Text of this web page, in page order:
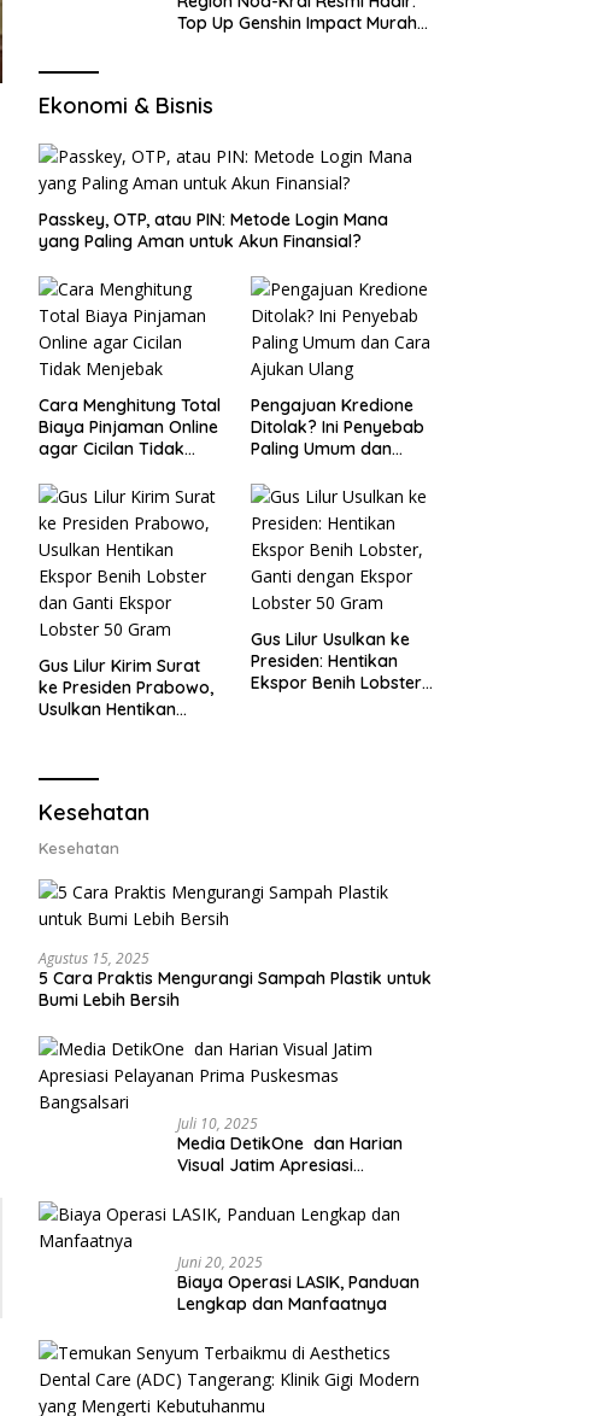
Top Up Genshin Impact Murah
Ekonomi & Bisnis
Passkey, OTP, atau PIN: Metode Login Mana
yang Paling Aman untuk Akun Finansial?
Cara Menghitung Total
Biaya Pinjaman Online
agar Cicilan Tidak
Pengajuan Kredione
Ditolak? Ini Penyebab
Paling Umum dan
Gus Lilur Kirim Surat
ke Presiden Prabowo,
Usulkan Hentikan
Lobster 50 Gram
Gus Lilur Usulkan ke
Presiden: Hentikan
Ekspor Benih Lobster,
Kesehatan
Kesehatan
Agustus 15, 2025
5 Cara Praktis Mengurangi Sampah Plastik untuk
Bumi Lebih Bersih
Juli 10, 2025
Media DetikOne dan Harian
Visual Jatim Apresiasi
Bangsalsari
Juni 20, 2025
Biaya Operasi LASIK, Panduan
Lengkap dan Manfaatnya